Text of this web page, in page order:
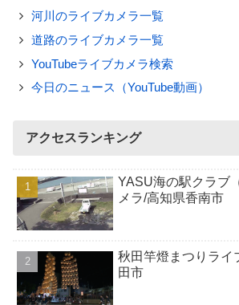
河川のライブカメラ一覧
道路のライブカメラ一覧
YouTubeライブカメラ検索
今日のニュース（YouTube動画）
アクセスランキング
YASU海の駅クラブ
メラ/高知県香南市
秋田竿燈まつりライ
田市